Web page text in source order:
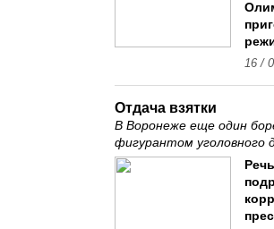
16 /
Отдача взятки
В Воронеже еще один
фигурантом уголовного